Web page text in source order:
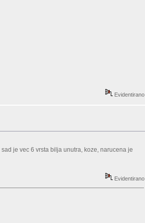
Evidentirano
je vec 6 vrsta bilja unutra, koze, narucena je
Evidentirano